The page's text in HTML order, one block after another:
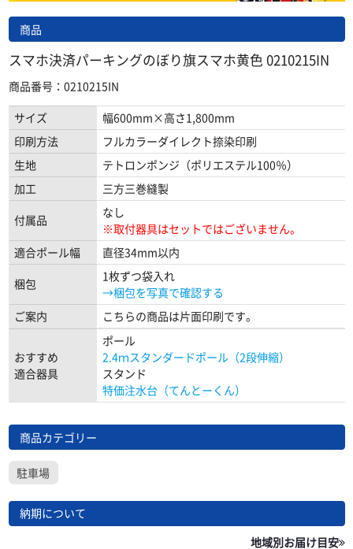
商品
スマホ決済パーキングのぼり旗スマホ黄色 0210215IN
商品番号：0210215IN
サイズ
幅600mm×高さ1,800mm
印刷方法
フルカラーダイレクト捺染印刷
生地
テトロンポンジ（ポリエステル100％）
加工
三方三巻縫製
付属品
なし
※取付器具はセットではございません。
適合ポール幅
直径34mm以内
梱包
1枚ずつ袋入れ
→梱包を写真で確認する
ご案内
こちらの商品は片面印刷です。
おすすめ
適合器具
ポール
2.4ｍスタンダードポール（2段伸縮）
スタンド
特価注水台（てんとーくん）
商品カテゴリー
駐車場
納期について
地域別お届け目安